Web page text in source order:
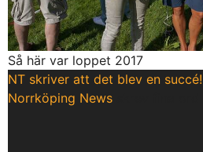
Så här var loppet 2017
NT skriver att det blev en succé!
Norrköping News